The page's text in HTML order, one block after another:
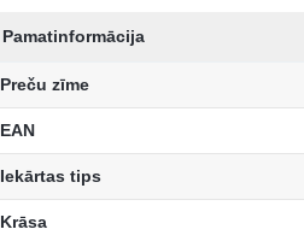
Pamatinformācija
Preču zīme
EAN
Iekārtas tips
Krāsa